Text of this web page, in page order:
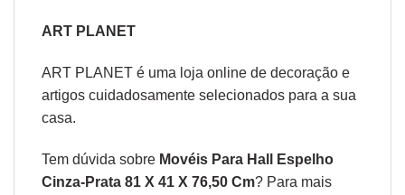
ART PLANET
ART PLANET é uma loja online de decoração e
artigos cuidadosamente selecionados para a sua
casa.
Tem dúvida sobre Movéis Para Hall Espelho
Cinza-Prata 81 X 41 X 76,50 Cm? Para mais